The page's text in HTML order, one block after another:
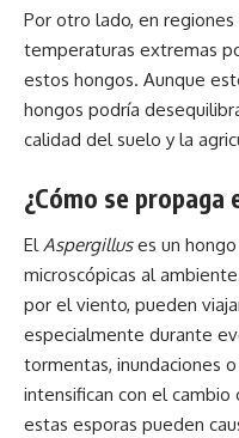
Por otro lado, en regiones
temperaturas extremas
estos hongos. Aunque
hongos podría
calidad del suelo y la
¿Cómo se propaga
ElAspergilluses un
microscópicas al
por el viento, pueden
especialmente durante
tormentas, inundaciones
intensifican con el cambio
estas esporas pueden